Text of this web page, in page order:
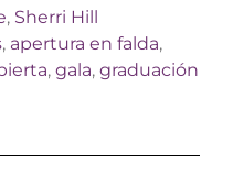
, Sherri Hill
, apertura en falda,
, gala, graduación